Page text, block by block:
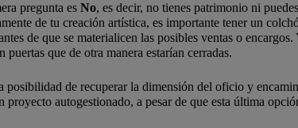
pregunta es No, es decir, no tienes patrimonio ni
de tu creación artística, es importante tener un
de que se materialicen las posibles ventas o
puertas que de otra manera estarían cerradas.
posibilidad de recuperar la dimensión del oficio y
proyecto autogestionado, a pesar de que esta última